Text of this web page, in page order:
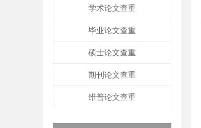
学术论文查重
毕业论文查重
硕士论文查重
期刊论文查重
维普论文查重